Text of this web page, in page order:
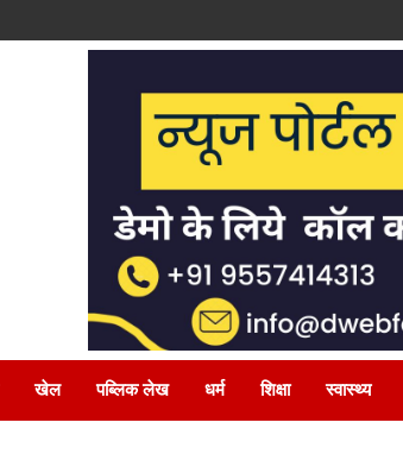
खेल पब्लिक लेख धर्म शिक्षा स्वास्थ्य